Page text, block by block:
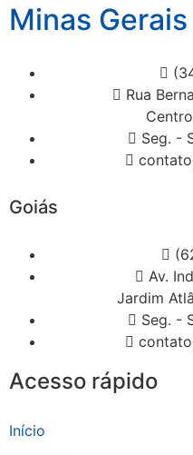
Minas Gerais
Rua
Seg. -
Goiás
Av.
Jardim
Seg. -
Acesso rápido
Início